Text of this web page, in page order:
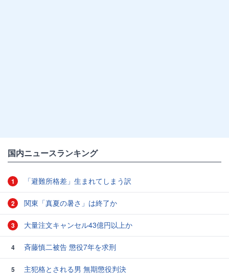
国内ニュースランキング
1 「避難所格差」生まれてしまう訳
2 関東「真夏の暑さ」は終了か
3 大量注文キャンセル43億円以上か
4 斉藤慎二被告 懲役7年を求刑
5
主犯格とされる男 無期懲役判決